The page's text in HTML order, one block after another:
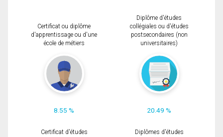
Certificat ou diplôme
d'apprentissage ou d'une
école de métiers
8.55 %
Diplôme d'études
collégiales ou d'études
postsecondaires (non
universitaires)
20.49 %
Certificat d'études
Diplômes d'études